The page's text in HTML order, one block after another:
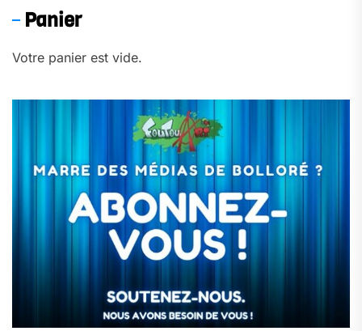
Panier
Votre panier est vide.